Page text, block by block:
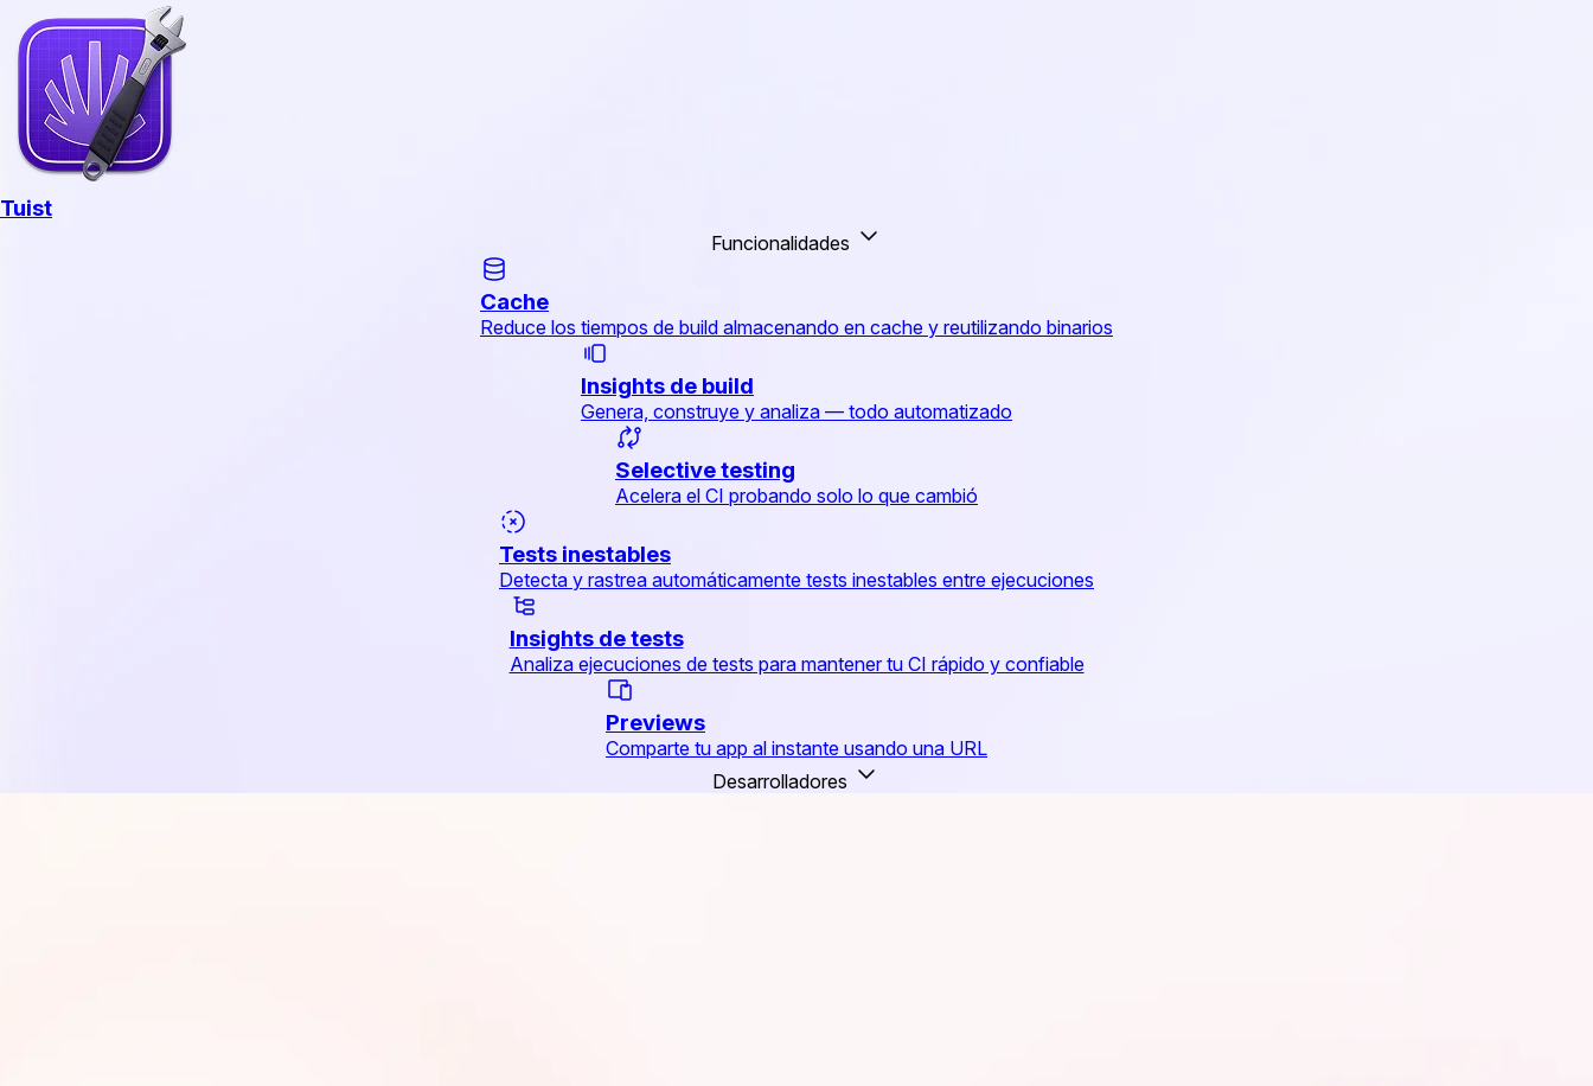
Tuist
Funcionalidades
Cache
Reduce los tiempos de build almacenando en cache y reutilizando binarios
Insights de build
Genera, construye y analiza — todo automatizado
Selective testing
Acelera el CI probando solo lo que cambió
Tests inestables
Detecta y rastrea automáticamente tests inestables entre ejecuciones
Insights de tests
Analiza ejecuciones de tests para mantener tu CI rápido y confiable
Previews
Comparte tu app al instante usando una URL
Desarrolladores